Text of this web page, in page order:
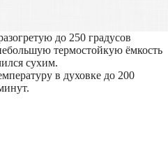
до 250 градусов
термостойкую ёмкость
сухим.
в духовке до 200